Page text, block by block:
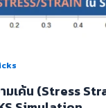
มเค้น (Stress